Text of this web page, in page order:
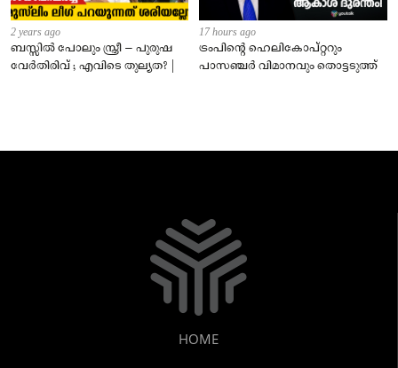
2 years ago
ബസ്സിൽ പോലും സ്ത്രീ – പുരുഷ
വേർതിരിവ് ; എവിടെ തുല്യത? |
17 hours ago
ട്രംപിന്റെ ഹെലികോപ്റ്ററും
പാസഞ്ചര്‍ വിമാനവും തൊട്ടടുത്ത്
HOME